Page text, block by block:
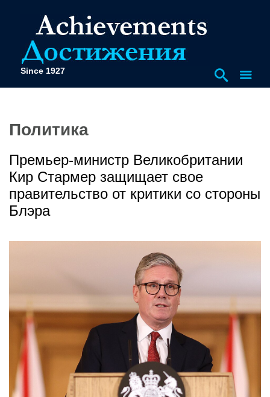
Since 1927
Политика
Премьер-министр Великобритании
Кир Стармер защищает свое
правительство от критики со стороны
Блэра